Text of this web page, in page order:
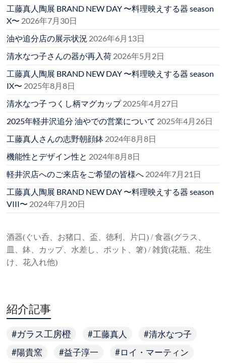
工藤真人陶展 BRAND NEW DAY 〜料理映えする器 season
X〜 2026年7月30日
油や追分店の展示状況 2026年6月13日
清水なつ子さんの器が再入荷 2026年5月2日
工藤真人陶展 BRAND NEW DAY 〜料理映えする器 season
IX〜 2025年8月8日
清水なつ子 つくし柄マグカップ2025年4月27日
2025年軽井沢追分 油やでの営業について 2025年4月26日
工藤真人さんの志野朝顔鉢 2024年8月8日
機能性とデザイン性と 2024年8月8日
軽井沢店へのご来店をご希望の皆様へ 2024年7月21日
工藤真人陶展 BRAND NEW DAY 〜料理映えする器 season
VIII〜 2024年7月20日
酒器(ぐい呑、お猪口、盃、徳利、片口) / 食器(グラス、
皿、鉢、カップ、水差し、ポット、箸) / 雑貨(花瓶、花生
け、花入れ他)
紹介記事
ガラス工房橙 工藤真人
清水なつ子
陽貴窯
益子淳一 ロイ・マーティン